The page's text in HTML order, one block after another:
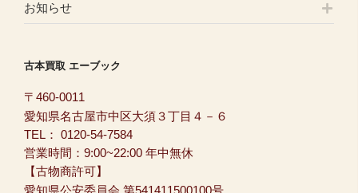
お知らせ
古本買取 エーブック
〒460-0011
愛知県名古屋市中区大須３丁目４－６
TEL： 0120-54-7584
営業時間：9:00~22:00 年中無休
【古物商許可】
愛知県公安委員会 第541411500100号